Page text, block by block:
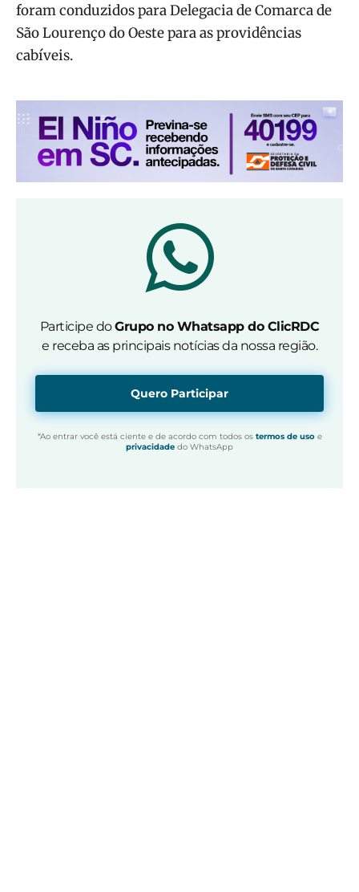
foram conduzidos para Delegacia de Comarca de
São Lourenço do Oeste para as providências
cabíveis.
Participe doGrupo no Whatsapp do ClicRDC
e receba as principais notícias da nossa região.
Quero Participar
*Ao entrar você está ciente e de acordo com todos os termos de usoe
privacidade do WhatsApp